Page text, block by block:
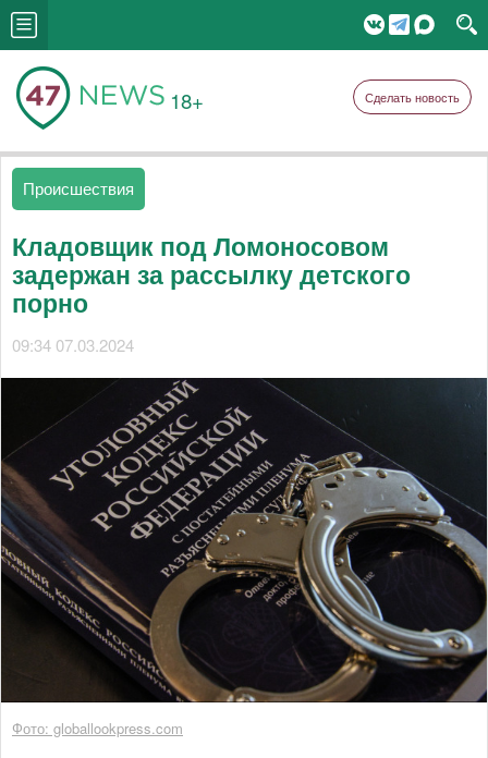
18+ Сделать новость
Происшествия
Кладовщик под Ломоносовом
задержан за рассылку детского
порно
09:34 07.03.2024
Фото: globallookpress.com